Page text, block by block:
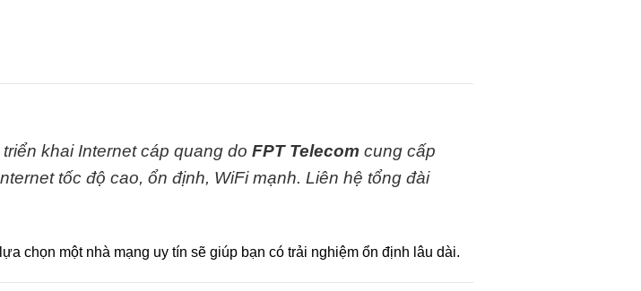
khai Internet cáp quang do FPT Telecom cung cấp
tốc độ cao, ổn định, WiFi mạnh. Liên hệ tổng đài
chọn một nhà mạng uy tín sẽ giúp bạn có trải nghiệm ổn định lâu dài.